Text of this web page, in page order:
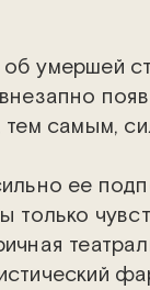
умершей
самым,
ее
только